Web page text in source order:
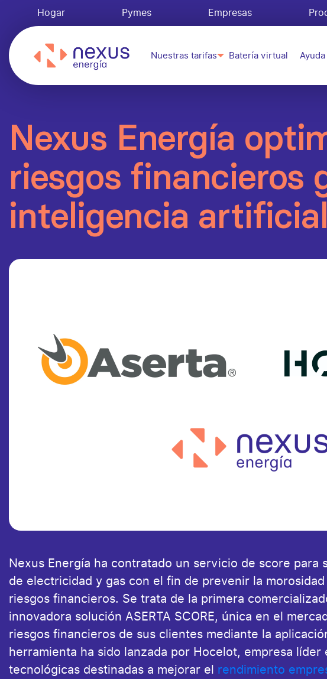
Hogar Pymes Empresas
Nuestras tarifas Batería virtual Ayuda
Nexus Energía
riesgos financieros
inteligencia artificial
Nexus Energía ha contratado un servicio de score
de electricidad y gas con el fin de prevenir la
riesgos financieros. Se trata de la primera
innovadora solución ASERTA SCORE, única en el
riesgos financieros de sus clientes mediante la
herramienta ha sido lanzada por Hocelot, empresa
tecnológicas destinadas a mejorar el rendimiento